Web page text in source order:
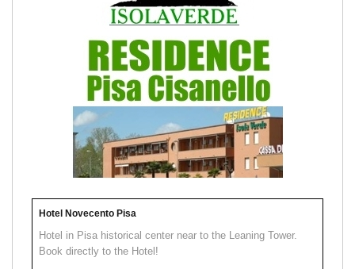
Hotel Novecento Pisa
Hotel in Pisa historical center near to the Leaning Tower.
Book directly to the Hotel!